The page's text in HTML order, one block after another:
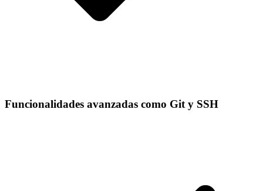
Funcionalidades avanzadas como Git y SSH